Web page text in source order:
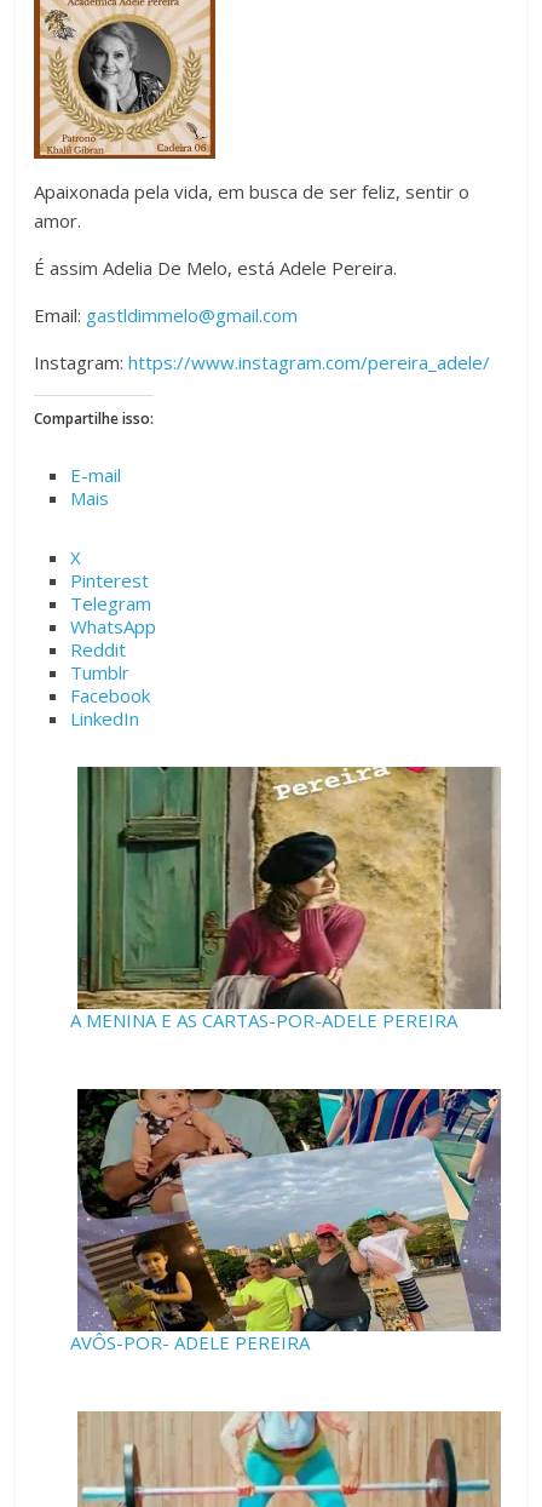
Apaixonada pela vida, em busca de ser feliz, sentir o
amor.
É assim Adelia De Melo, está Adele Pereira.
Email: gastldimmelo@gmail.com
Instagram:https://www.instagram.com/pereira_adele/
Compartilhe isso:
E-mail
Mais
X
Pinterest
Telegram
WhatsApp
Reddit
Tumblr
Facebook
LinkedIn
A MENINA E AS CARTAS-POR-ADELE PEREIRA
AVÔS-POR- ADELE PEREIRA